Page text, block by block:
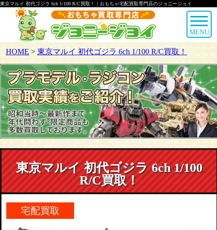
東京マルイ 初代ゴジラ 6ch 1/100 R/C買取！｜おもちゃ宅配買取専門店のジョニージョイ
MENU
HOME > 東京マルイ 初代ゴジラ 6ch 1/100 R/C買取！
東京マルイ 初代ゴジラ 6ch 1/100
R/C買取！
宅配買取